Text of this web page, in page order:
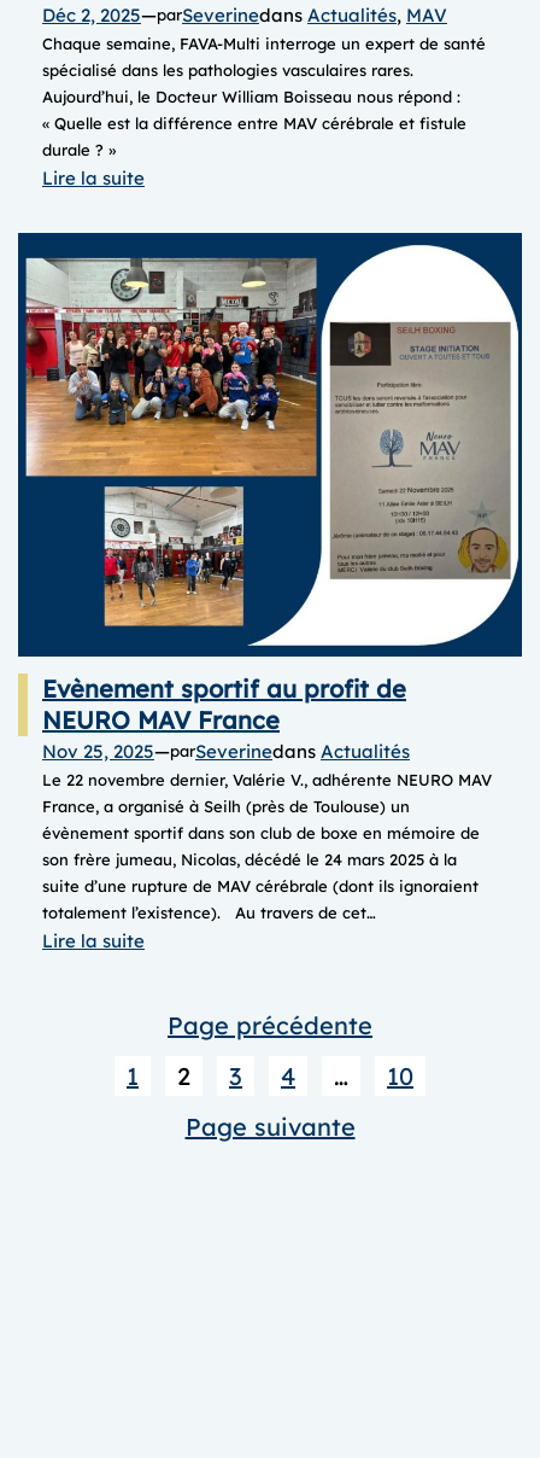
Déc 2, 2025—parSeverinedans Actualités, MAV
Chaque semaine, FAVA-Multi interroge un expert de santé
spécialisé dans les pathologies vasculaires rares.
Aujourd’hui, le Docteur William Boisseau nous répond :
« Quelle est la différence entre MAV cérébrale et fistule
durale ? » ​​
Lire la suite:
QUESTION
« Quelle
est
la
différence
entre
MAV
cérébrale
et
fistule
durale
? »
Evènement sportif au profit de
NEURO MAV France
Nov 25, 2025—parSeverinedans Actualités
Le 22 novembre dernier, Valérie V., adhérente NEURO MAV
France, a organisé à Seilh (près de Toulouse) un
évènement sportif dans son club de boxe en mémoire de
son frère jumeau, Nicolas, décédé le 24 mars 2025 à la
suite d’une rupture de MAV cérébrale (dont ils ignoraient
totalement l’existence). Au travers de cet…
Lire la suite:
NEURO
Page précédente
1
2 3 4 …
10
Page suivante